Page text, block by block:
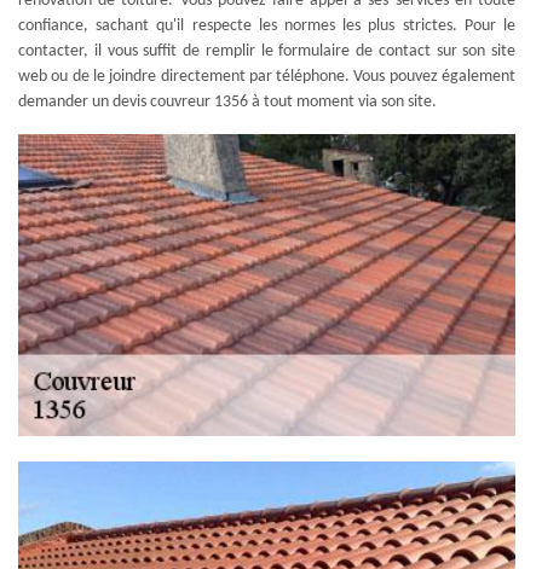
confiance, sachant qu'il respecte les normes les plus strictes. Pour le
contacter, il vous suffit de remplir le formulaire de contact sur son site
web ou de le joindre directement par téléphone. Vous pouvez également
demander un devis couvreur 1356 à tout moment via son site.